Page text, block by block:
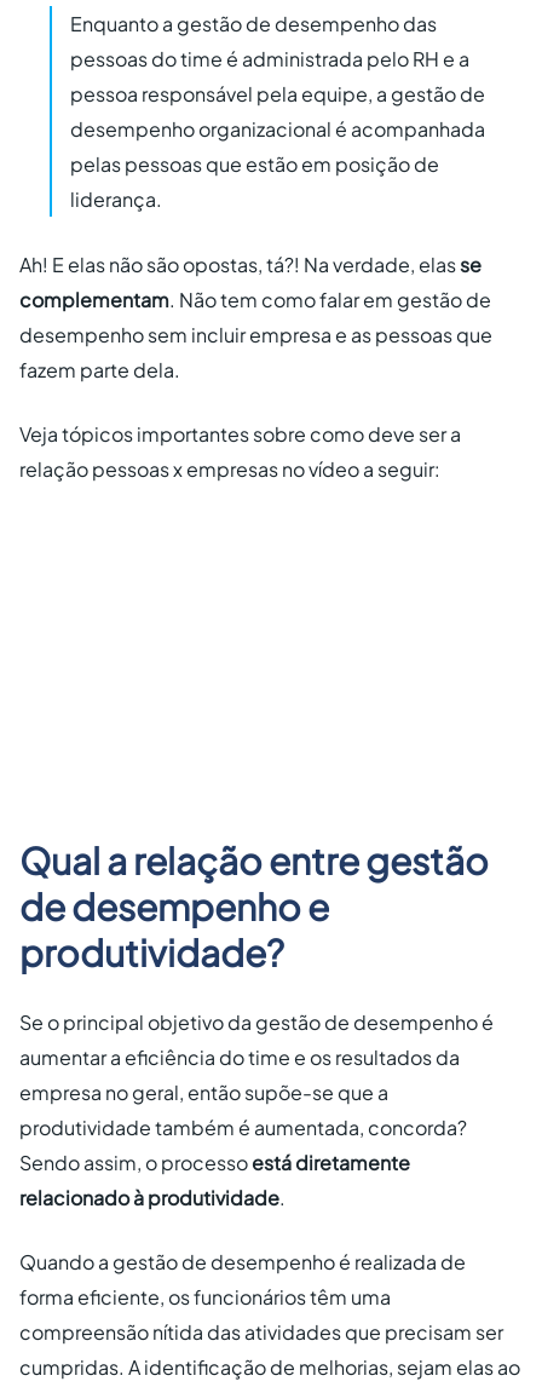
Enquanto a gestão de desempenho das
pessoas do time é administrada pelo RH e a
pessoa responsável pela equipe, a gestão de
desempenho organizacional é acompanhada
pelas pessoas que estão em posição de
liderança.
Ah! E elas não são opostas, tá?! Na verdade, elasse
complementam. Não tem como falar em gestão de
desempenho sem incluir empresa e as pessoas que
fazem parte dela.
Veja tópicos importantes sobre como deve ser a
relação pessoas x empresas no vídeo a seguir:
Qual a relação entre gestão
de desempenho e
produtividade?
Se o principal objetivo da gestão de desempenho é
aumentar a eficiência do time e os resultados da
empresa no geral, então supõe-se que a
produtividade também é aumentada, concorda?
Sendo assim, o processoestá diretamente
relacionado à produtividade.
Quando a gestão de desempenho é realizada de
forma eficiente, os funcionários têm uma
compreensão nítida das atividades que precisam ser
cumpridas. A identificação de melhorias, sejam elas ao